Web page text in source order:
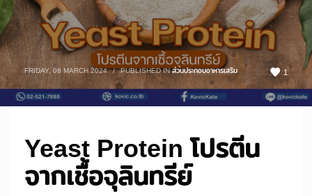
1
FRIDAY, 08 MARCH 2024 / PUBLISHED INส่วนประกอบอาหารเสริม
Yeast Protein โปรตีน
จากเชื้อจุลินทรีย์